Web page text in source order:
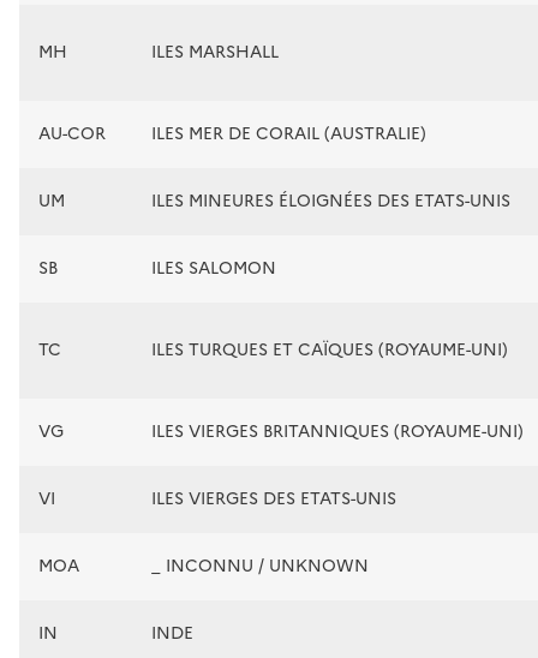
MH ILES MARSHALL
AU-COR ILES MER DE CORAIL (AUSTRALIE)
UM ILES MINEURES ÉLOIGNÉES DES ETATS-UNIS
SB ILES SALOMON
TC ILES TURQUES ET CAÏQUES (ROYAUME-UNI)
VG ILES VIERGES BRITANNIQUES (ROYAUME-UNI)
VI ILES VIERGES DES ETATS-UNIS
MOA _ INCONNU / UNKNOWN
IN INDE